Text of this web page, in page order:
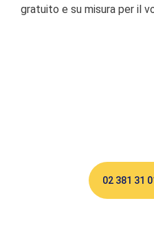
gratuito e su misura per il
02 381 31